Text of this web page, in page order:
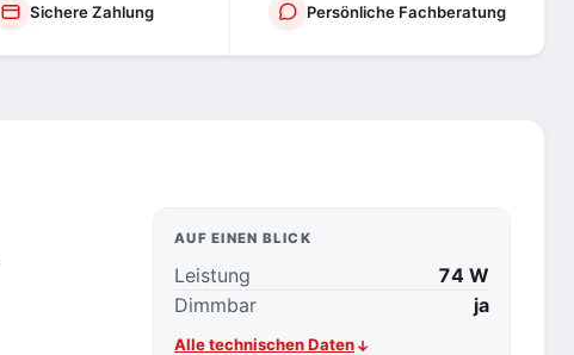
Sichere Zahlung Persönliche Fachberatung
AUF EINEN BLICK
Leistung
74 W
Dimmbar
ja
Alle technischen Daten